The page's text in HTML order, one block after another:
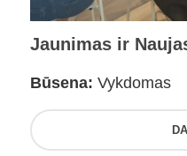
Jaunimas ir
Būsena: Vykdomas